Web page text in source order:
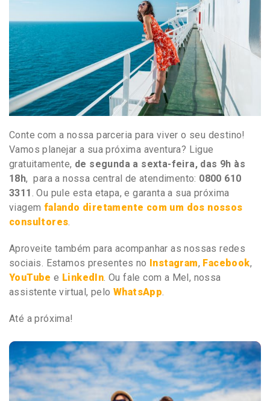
Conte com a nossa parceria para viver o seu destino!
Vamos planejar a sua próxima aventura? Ligue
gratuitamente, de segunda a sexta-feira, das 9h às
18h, para a nossa central de atendimento: 0800 610
3311 . Ou pule esta etapa, e garanta a sua próxima
viagem falando diretamente com um dos nossos
consultores
Aproveite também para acompanhar as nossas redes
sociais. Estamos presentes no Instagram, Facebook,
YouTube e LinkedIn . Ou fale com a Mel, nossa
assistente virtual, pelo WhatsApp
Até a próxima!